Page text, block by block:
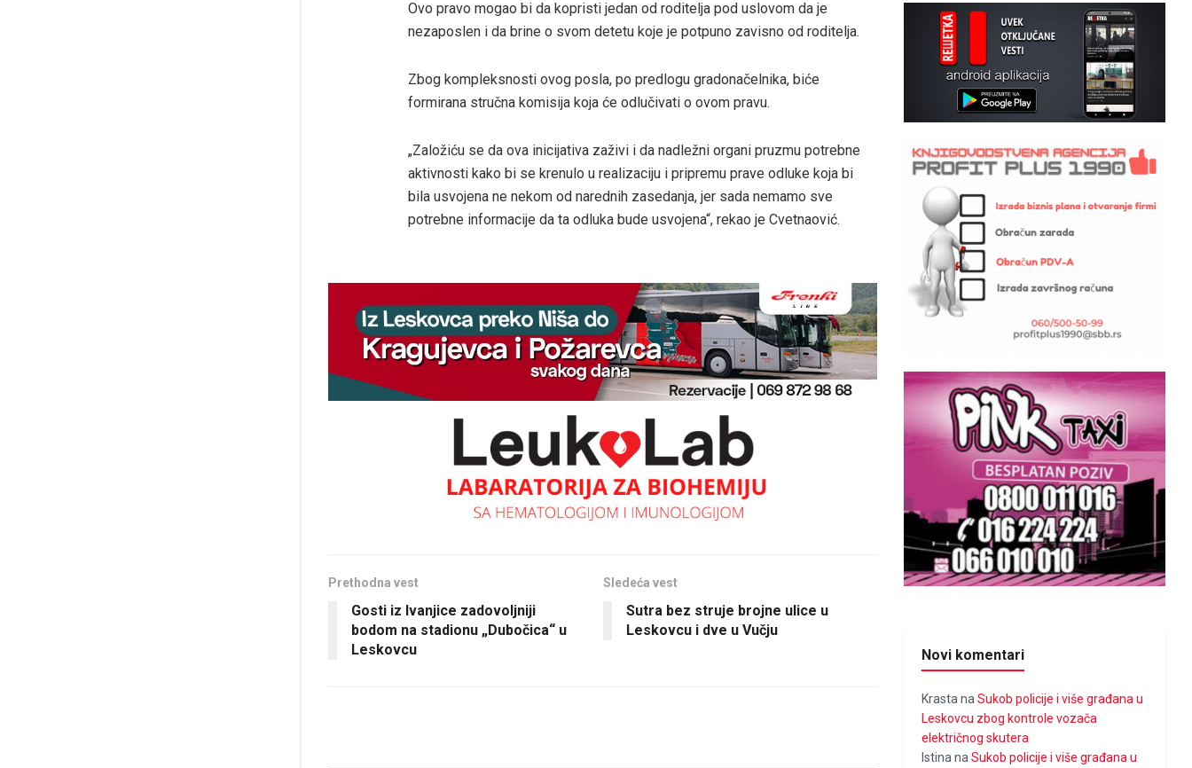
Ovo pravo mogao bi da kopristi jedan od roditelja pod uslovom da je
nezaposlen i da brine o svom detetu koje je potpuno zavisno od roditelja.
Zbog kompleksnosti ovog posla, po predlogu gradonačelnika, biće
formirana stručna komisija koja će odlučivati o ovom pravu.
„Založiću se da ova inicijativa zaživi i da nadležni organi pruzmu potrebne
aktivnosti kako bi se krenulo u realizaciju i pripremu prave odluke koja bi
bila usvojena ne nekom od narednih zasedanja, jer sada nemamo sve
potrebne informacije da ta odluka bude usvojena“, rekao je Cvetnaović.
Prethodna vest
Gosti iz Ivanjice zadovoljniji
bodom na stadionu „Dubočica“ u
Leskovcu
Sledeća vest
Sutra bez struje brojne ulice u
Leskovcu i dve u Vučju
Novi komentari
Krasta naSukob policije i više građana u
Leskovcu zbog kontrole vozača
električnog skutera
Istina naSukob policije i više građana u